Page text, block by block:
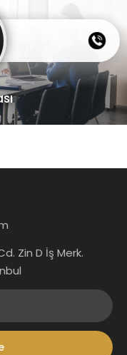
Zin D İş Merk.